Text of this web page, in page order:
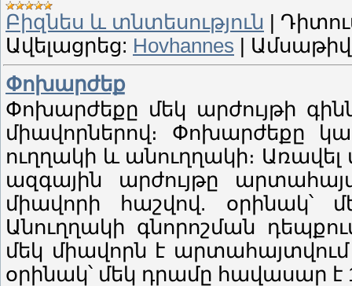
Բիզնես և տնտեսություն
Ավելացրեց: Hovhannes
Փոխարժեք
Փոխարժեքը մեկ արժույթի
միավորներով։ Փոխարժեքը
ուղղակի և անուղղակի։
ազգային արժույթը
միավորի հաշվով. օրինակ՝
Անուղղակի գնորոշման
մեկ միավորն է
օրինակ՝ մեկ դրամը հավասար է